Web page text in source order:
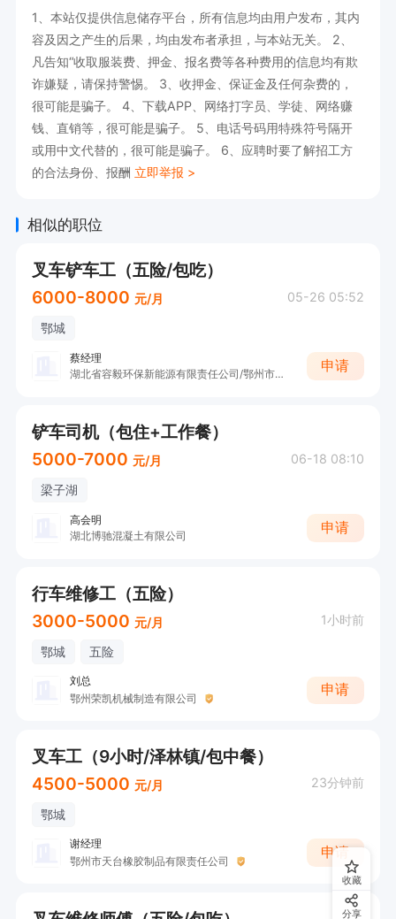
1、本站仅提供信息储存平台，所有信息均由用户发布，其内
容及因之产生的后果，均由发布者承担，与本站无关。 2、
凡告知“收取服装费、押金、报名费等各种费用的信息均有欺
诈嫌疑，请保持警惕。 3、收押金、保证金及任何杂费的，
很可能是骗子。 4、下载APP、网络打字员、学徒、网络赚
钱、直销等，很可能是骗子。 5、电话号码用特殊符号隔开
或用中文代替的，很可能是骗子。 6、应聘时要了解招工方
的合法身份、报酬 立即举报 >
相似的职位
叉车铲车工（五险/包吃）
6000-8000 元/月 05-26 05:52
鄂城
蔡经理
湖北省容毅环保新能源有限责任公司/鄂州市容创再生资源有限公司
申请
铲车司机（包住+工作餐）
5000-7000 元/月 06-18 08:10
梁子湖
高会明
湖北博驰混凝土有限公司
申请
行车维修工（五险）
3000-5000 元/月 1小时前
鄂城 五险
刘总
鄂州荣凯机械制造有限公司
申请
叉车工（9小时/泽林镇/包中餐）
4500-5000 元/月 23分钟前
鄂城
谢经理
鄂州市天台橡胶制品有限责任公司
申请
收藏
分享